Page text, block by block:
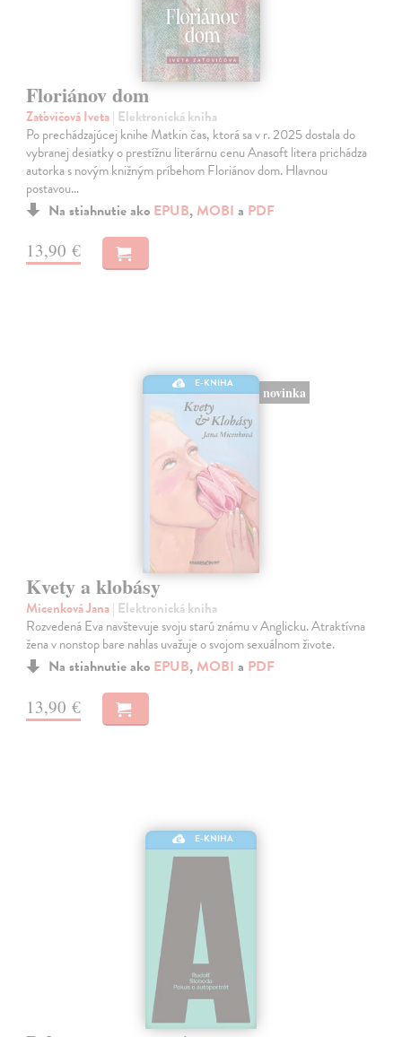
Floriánov dom
Zaťovičová Iveta| Elektronická kniha
Po prechádzajúcej knihe Matkin čas, ktorá sa v r. 2025 dostala do
vybranej desiatky o prestížnu literárnu cenu Anasoft litera prichádza
autorka s novým knižným príbehom Floriánov dom. Hlavnou
postavou…
Na stiahnutie ako EPUB, MOBI a PDF
13,90 €
E-KNIHA
novinka
Kvety a klobásy
Micenková Jana| Elektronická kniha
Rozvedená Eva navštevuje svoju starú známu v Anglicku. Atraktívna
žena v nonstop bare nahlas uvažuje o svojom sexuálnom živote.
Na stiahnutie ako EPUB, MOBI a PDF
13,90 €
E-KNIHA